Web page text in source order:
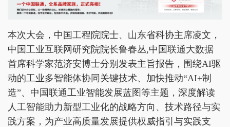
本次大会，中国工程院院士、山东省科协主席凌文，
中国工业互联网研究院院长鲁春丛,中国联通大数据
首席科学家范济安博士分别发表主旨报告，围绕AI驱
动的工业多智能体协同关键技术、加快推动“AI+制
造”、中国联通工业智能发展蓝图等主题，深度解读
人工智能助力新型工业化的战略方向、技术路径与实
践方案，为产业高质量发展提供权威指引与实践支